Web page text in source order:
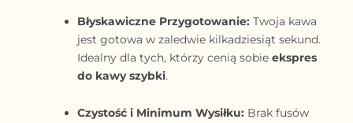
Błyskawiczne Przygotowanie: Twoja kawa
jest gotowa w zaledwie kilkadziesiąt sekund.
Idealny dla tych, którzy cenią sobie ekspres
do kawy szybki.
Czystość i Minimum Wysiłku: Brak fusów